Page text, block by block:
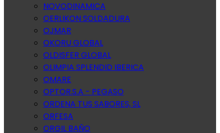
NOVODINAMICA
OERLIKON SOLDADURA
OJMAR
OKORU GLOBAL
OLDISFER GLOBAL
OLIMPIA SPLENDID IBERICA
OMARE
OPTOR.S.A - PEGASO
ORDENA TUS SABORES, SL
ORFESA
ORGIL BAÑO